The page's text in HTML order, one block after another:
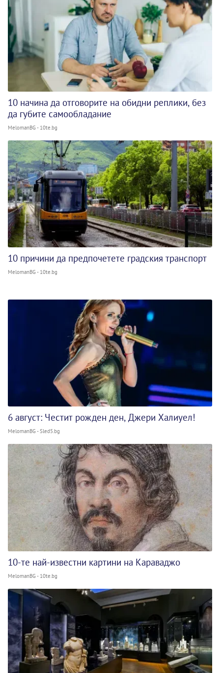
10 начина да отговорите на обидни реплики, без
да губите самообладание
MelomanBG - 10te.bg
10 причини да предпочетете градския транспорт
MelomanBG - 10te.bg
6 август: Честит рожден ден, Джери Халиуел!
MelomanBG - Sled5.bg
10-те най-известни картини на Караваджо
MelomanBG - 10te.bg